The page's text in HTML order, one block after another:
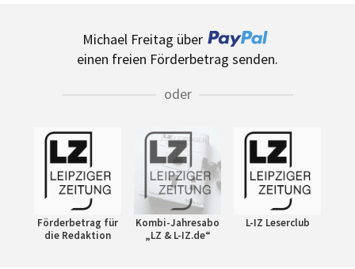
Michael Freitag über
einen freien Förderbetrag senden.
oder
Förderbetrag für
die Redaktion
Kombi-Jahresabo
„LZ & L-IZ.de“
L-IZ Leserclub